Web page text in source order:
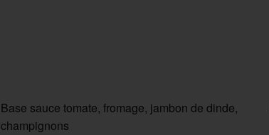
Base sauce tomate, fromage, jambon de dinde,
champignons